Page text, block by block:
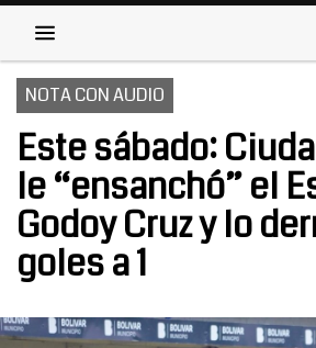
NOTA CON AUDIO
Este sábado:
le “ensanchó” el
Godoy Cruz y lo
goles a 1